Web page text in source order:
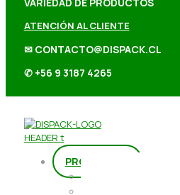
ATENCIÓN AL CLIENTE
✉ CONTACTO@DISPACK.CL
✆ +56 9 3187 4265
PRODUCTOS